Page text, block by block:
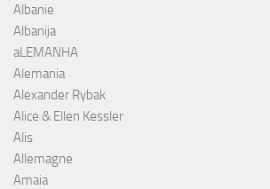
Albanie
Albanija
aLEMANHA
Alemania
Alexander Rybak
Alice & Ellen Kessler
Alis
Allemagne
Amaia